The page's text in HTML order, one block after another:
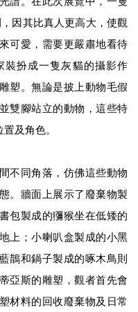
因其比真人更高大，使觀
可愛，需要更嚴肅地看待
裝扮成一隻灰貓的攝影作
塑。無論是披上動物毛假
雙腳站立的動物，這些特
及角色。
不同角落，仿佛這些動物
。牆面上展示了廢棄物製
包製成的獼猴坐在低矮的
上；小喇叭盒製成的小黑
鵲和鍋子製成的啄木鳥則
亞斯的雕塑，觀者首先會
材料的回收廢棄物及日常